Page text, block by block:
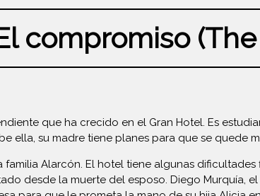
compromiso
que ha crecido en el Gran Hotel. Es
ella, su madre tiene planes para que se quede
Alarcón. El hotel tiene algunas
desde la muerte del esposo. Diego Murquía,